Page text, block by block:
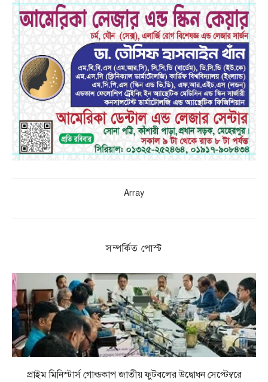
Array
সম্পর্কিত পোস্ট
প্রাইম মিনিস্টার্স গোল্ডকাপ জাতীয় ফুটবলের উদ্বোধন সেপ্টেম্বরে